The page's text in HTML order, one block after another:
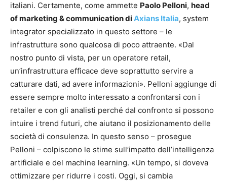
italiani. Certamente, come ammette Paolo Pelloni, head
of marketing & communication diAxians Italia, system
integrator specializzato in questo settore – le
infrastrutture sono qualcosa di poco attraente. «Dal
nostro punto di vista, per un operatore retail,
un’infrastruttura efficace deve soprattutto servire a
catturare dati, ad avere informazioni». Pelloni aggiunge di
essere sempre molto interessato a confrontarsi con i
retailer e con gli analisti perché dal confronto si possono
intuire i trend futuri, che aiutano il posizionamento delle
società di consulenza. In questo senso – prosegue
Pelloni – colpiscono le stime sull’impatto dell’intelligenza
artificiale e del machine learning. «Un tempo, si doveva
ottimizzare per ridurre i costi. Oggi, si cambia